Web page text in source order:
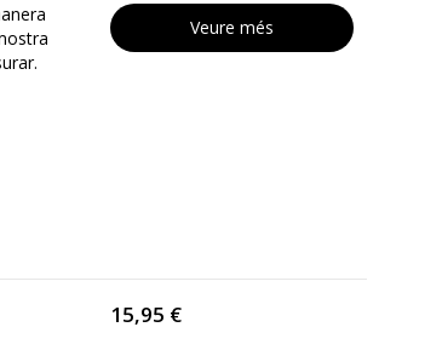
Veure més
15,95 €